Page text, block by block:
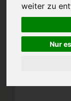
weiter zu
Nur